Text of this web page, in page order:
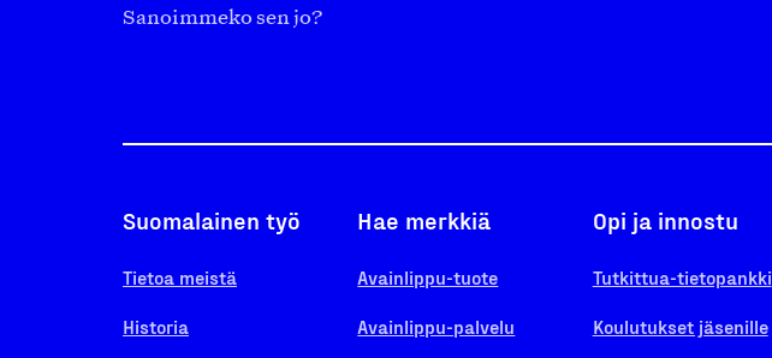
Sanoimmeko sen jo?
Suomalainen työ
Tietoa meistä
Historia
Hae merkkiä
Avainlippu-tuote
Avainlippu-palvelu
Opi ja innostu
Tutkittua-tietopankki
Koulutukset jäsenille